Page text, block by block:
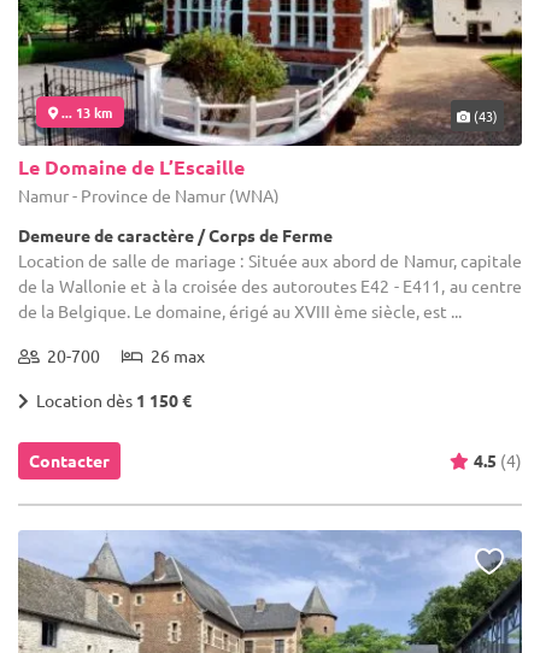
... 13 km (43)
Le Domaine de L’Escaille
Namur - Province de Namur (WNA)
Demeure de caractère / Corps de Ferme
Location de salle de mariage : Située aux abord de Namur, capitale
de la Wallonie et à la croisée des autoroutes E42 - E411, au centre
de la Belgique. Le domaine, érigé au XVIII ème siècle, est ...
20-700 26 max
Location dès 1 150 €
Contacter 4.5 (4)